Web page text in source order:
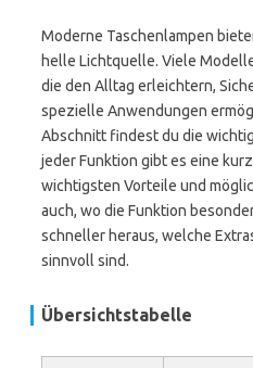
Moderne Taschenlampen
helle Lichtquelle. Viele
die den Alltag erleichtern,
spezielle Anwendungen
Abschnitt findest du die
jeder Funktion gibt es eine
wichtigsten Vorteile und
auch, wo die Funktion
schneller heraus, welche
sinnvoll sind.
Übersichtstabelle